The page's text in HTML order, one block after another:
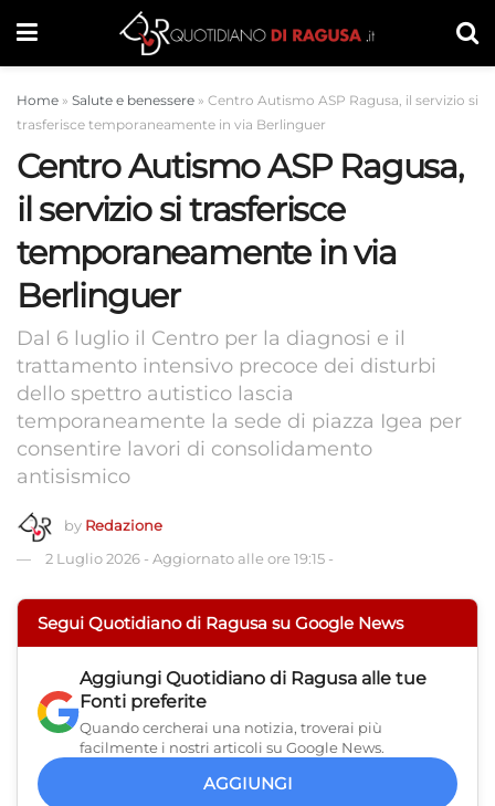
Home » Salute e benessere » Centro Autismo ASP Ragusa, il servizio si
trasferisce temporaneamente in via Berlinguer
Centro Autismo ASP Ragusa,
il servizio si trasferisce
temporaneamente in via
Berlinguer
Dal 6 luglio il Centro per la diagnosi e il
trattamento intensivo precoce dei disturbi
dello spettro autistico lascia
temporaneamente la sede di piazza Igea per
consentire lavori di consolidamento
antisismico
by Redazione
2 Luglio 2026 - Aggiornato alle ore 19:15 -
Segui Quotidiano di Ragusa su Google News
Aggiungi Quotidiano di Ragusa alle tue
Fonti preferite
Quando cercherai una notizia, troverai più
facilmente i nostri articoli su Google News.
AGGIUNGI